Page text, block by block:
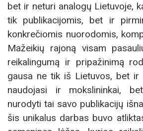
bet ir neturi analogų Lietuvoje,
tik publikacijomis, bet ir
konkrečiomis nuorodomis,
Mažeikių rajoną visam
reikalingumą ir pripažinimą
gausa ne tik iš Lietuvos, bet ir
naudojasi ir mokslininkai,
nurodyti tai savo publikacijų
šis unikalus darbas buvo